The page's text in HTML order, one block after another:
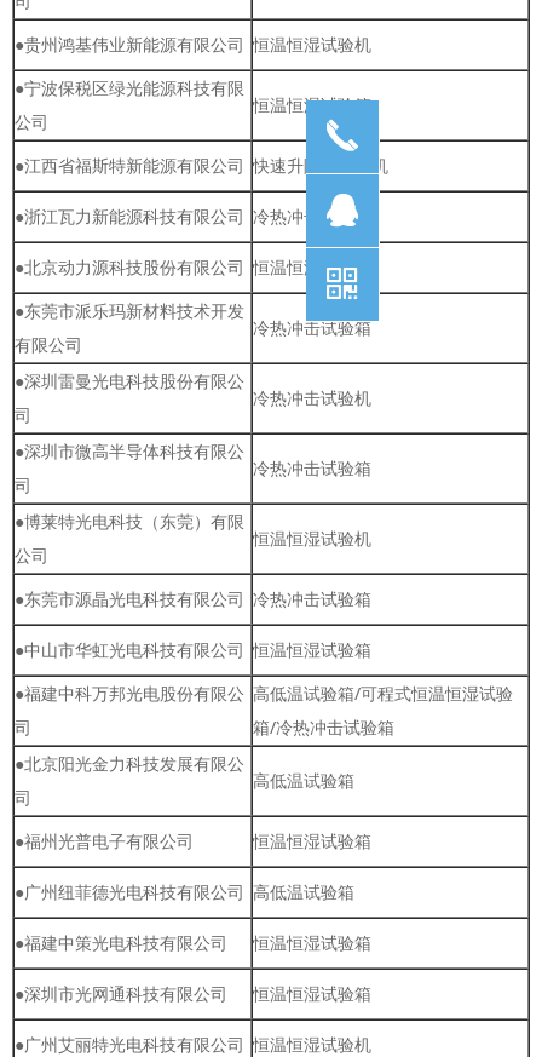
●贵州鸿基伟业新能源有限公司 恒温恒湿试验机
●宁波保税区绿光能源科技有限
公司
恒温恒湿试验箱
●江西省福斯特新能源有限公司 快速升降温试验机
●浙江瓦力新能源科技有限公司 冷热冲击试验机
●北京动力源科技股份有限公司 恒温恒湿试验箱
●东莞市派乐玛新材料技术开发
有限公司
冷热冲击试验箱
●深圳雷曼光电科技股份有限公
司
冷热冲击试验机
●深圳市微高半导体科技有限公
司
冷热冲击试验箱
●博莱特光电科技（东莞）有限
公司
恒温恒湿试验机
●东莞市源晶光电科技有限公司 冷热冲击试验箱
●中山市华虹光电科技有限公司 恒温恒湿试验箱
●福建中科万邦光电股份有限公
司
高低温试验箱/可程式恒温恒湿试验
箱/冷热冲击试验箱
●北京阳光金力科技发展有限公
司
高低温试验箱
●福州光普电子有限公司 恒温恒湿试验箱
●广州纽菲德光电科技有限公司 高低温试验箱
●福建中策光电科技有限公司 恒温恒湿试验箱
●深圳市光网通科技有限公司 恒温恒湿试验箱
●广州艾丽特光电科技有限公司 恒温恒湿试验机
끅
뀩
낃